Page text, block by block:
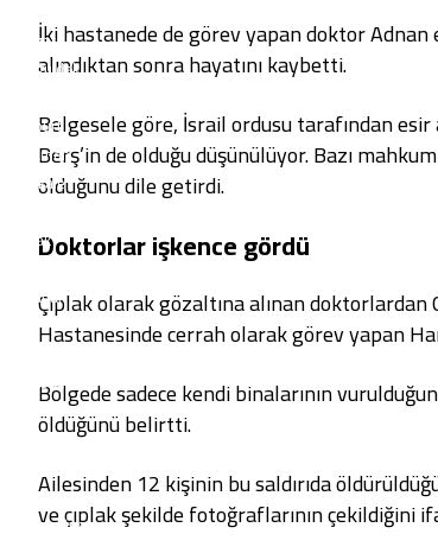
Yozgat
Zonguldak
Bayburt
Karaman
Kırıkkale
Şırnak
Ardahan
Karabük
Osmaniye
Lefkoşa
Gazimağusa
İki hastanede de görev yapan doktor
alındıktan sonra hayatını kaybetti.
Belgesele göre, İsrail ordusu tarafından
Berş’in de olduğu düşünülüyor. Bazı
olduğunudile getirdi.
Doktorlar işkence gördü
Çıplak olarak gözaltına alınan
Hastanesinde cerrah olarak görev yapan
Bölgede sadece kendi binalarının
öldüğünübelirtti.
Ailesinden 12 kişinin bu saldırıda
ve çıplak şekilde fotoğraflarının çekildiğini